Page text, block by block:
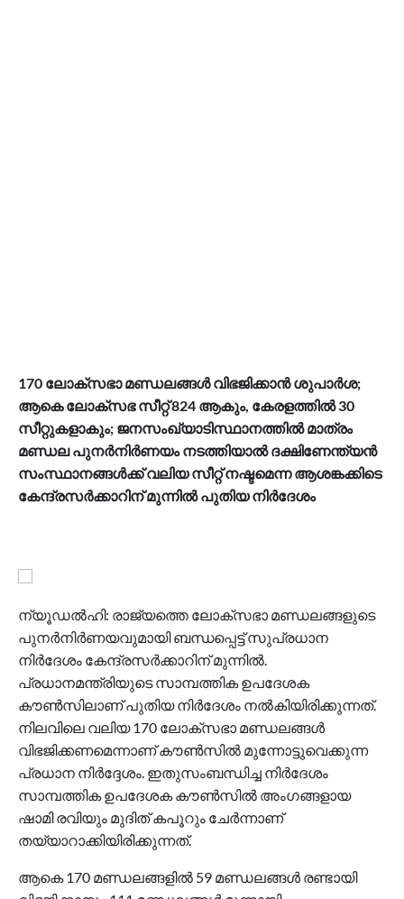
170 ലോക്‌സഭാ മണ്ഡലങ്ങള്‍ വിഭജിക്കാന്‍ ശുപാര്‍ശ;
ആകെ ലോക്‌സഭ സീറ്റ് 824 ആകും, കേരളത്തില്‍ 30
സീറ്റുകളാകും; ജനസംഖ്യാടിസ്ഥാനത്തില്‍ മാത്രം
മണ്ഡല പുനര്‍നിര്‍ണയം നടത്തിയാല്‍ ദക്ഷിണേന്ത്യന്‍
സംസ്ഥാനങ്ങള്‍ക്ക് വലിയ സീറ്റ് നഷ്ടമെന്ന ആശങ്കക്കിടെ
കേന്ദ്രസര്‍ക്കാറിന് മുന്നില്‍ പുതിയ നിര്‍ദേശം
ന്യൂഡല്‍ഹി: രാജ്യത്തെ ലോക്സഭാ മണ്ഡലങ്ങളുടെ
പുനര്‍നിര്‍ണയവുമായി ബന്ധപ്പെട്ട് സുപ്രധാന
നിര്‍ദേശം കേന്ദ്രസര്‍ക്കാറിന് മുന്നില്‍.
പ്രധാനമന്ത്രിയുടെ സാമ്പത്തിക ഉപദേശക
കൗണ്‍സിലാണ് പുതിയ നിര്‍ദേശം നല്‍കിയിരിക്കുന്നത്.
നിലവിലെ വലിയ 170 ലോക്സഭാ മണ്ഡലങ്ങള്‍
വിഭജിക്കണമെന്നാണ് കൗണ്‍സില്‍ മുന്നോട്ടുവെക്കുന്ന
പ്രധാന നിര്‍ദ്ദേശം. ഇതുസംബന്ധിച്ച നിര്‍ദേശം
സാമ്പത്തിക ഉപദേശക കൗണ്‍സില്‍ അംഗങ്ങളായ
ഷാമി രവിയും മുദിത് കപൂറും ചേര്‍ന്നാണ്
തയ്യാറാക്കിയിരിക്കുന്നത്.
ആകെ 170 മണ്ഡലങ്ങളില്‍ 59 മണ്ഡലങ്ങള്‍ രണ്ടായി